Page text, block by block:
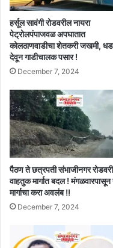
हर्सूल सावंगी रोडवरील नायरा
पेट्रोलपंपाजवळ अपघातात
कोलठाणवाडीचा शेतकरी जखमी,
देवून गाडीचालक पसार !
December 7, 2024
पैठण ते छत्रपती संभाजीनगर
वाहतुक मार्गात बदल ! मंगळवारपासून
मार्गाचा करा अवलंब !!
December 7, 2024